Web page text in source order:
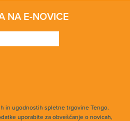
NA E-NOVICE
in ugodnostih spletne trgovine Tengo.
uporabite za obveščanje o novicah,